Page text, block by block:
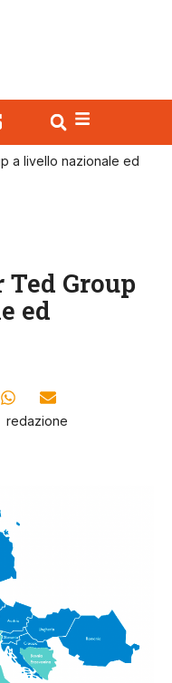
a livello nazionale ed
Group
ed
redazione